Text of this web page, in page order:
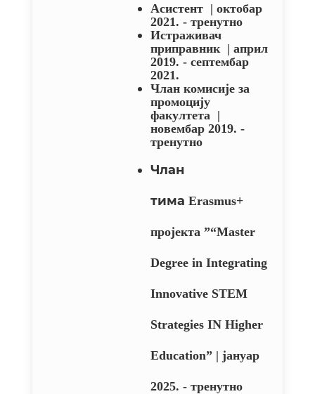
Асистент | октобар
2021. - тренутно
Истраживач
приправник | април
2019. - септембар
2021.
Члан комисије за
промоцију
факултета |
новембар 2019. -
тренутно
Члан
тима Erasmus+
пројекта ”“Master
Degree in Integrating
Innovative STEM
Strategies IN Higher
Education” | јануар
2025. - тренутно